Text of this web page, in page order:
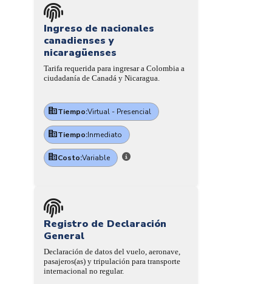
Ingreso de nacionales
canadienses y
nicaragüenses
Tarifa requerida para ingresar a Colombia a
ciudadanía de Canadá y Nicaragua.
Tiempo:Virtual - Presencial
Tiempo:Inmediato
Costo:Variable
Registro de Declaración
General
Declaración de datos del vuelo, aeronave,
pasajeros(as) y tripulación para transporte
internacional no regular.